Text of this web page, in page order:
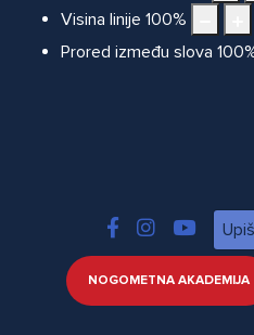
Visina linije 100%
Prored između slova 100
NOGOMETNA AKADEMIJA